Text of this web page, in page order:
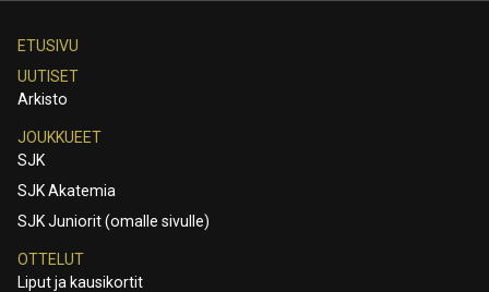
ETUSIVU
UUTISET
Arkisto
JOUKKUEET
SJK
SJK Akatemia
SJK Juniorit (omalle sivulle)
OTTELUT
Liput ja kausikortit